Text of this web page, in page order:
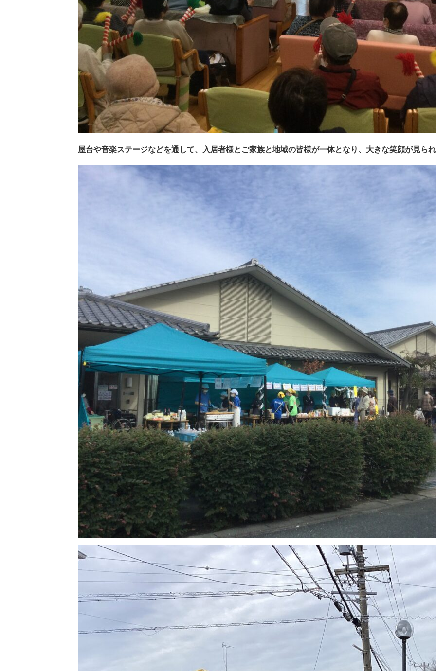
屋台や音楽ステージなどを通して、入居者様とご家族と地域の皆様が一体となり、大きな笑顔が見ら